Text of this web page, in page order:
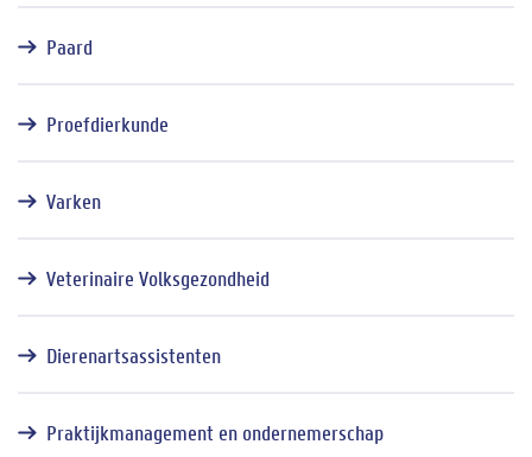
Paard
Proefdierkunde
Varken
Veterinaire Volksgezondheid
Dierenartsassistenten
Praktijkmanagement en ondernemerschap